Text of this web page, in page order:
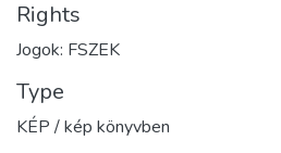
Rights
Jogok: FSZEK
Type
KÉP / kép könyvben